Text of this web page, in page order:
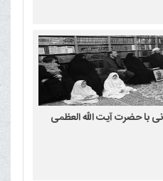
با حضرت آیت الله العظمی